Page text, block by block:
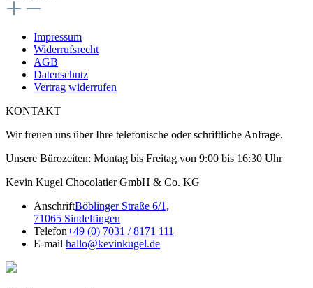
Impressum
Widerrufsrecht
AGB
Datenschutz
Vertrag widerrufen
KONTAKT
Wir freuen uns über Ihre telefonische oder schriftliche Anfrage.
Unsere Bürozeiten: Montag bis Freitag von 9:00 bis 16:30 Uhr
Kevin Kugel Chocolatier GmbH & Co. KG
AnschriftBöblinger Straße 6/1,
71065 Sindelfingen
Telefon+49 (0) 7031 / 8171 111
E-mail hallo@kevinkugel.de